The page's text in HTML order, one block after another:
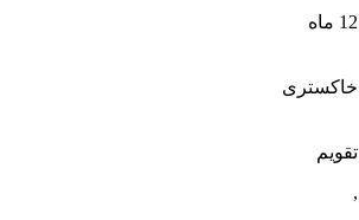
12 ماه
خاکستری
تقویم
,